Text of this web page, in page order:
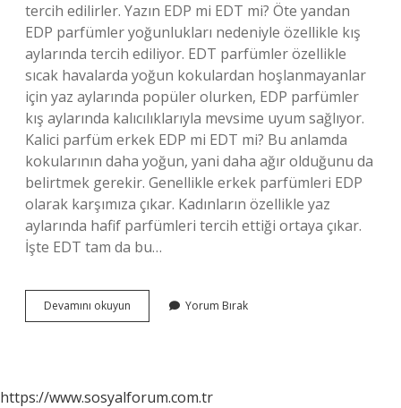
tercih edilirler. Yazın EDP mi EDT mi? Öte yandan
EDP parfümler yoğunlukları nedeniyle özellikle kış
aylarında tercih ediliyor. EDT parfümler özellikle
sıcak havalarda yoğun kokulardan hoşlanmayanlar
için yaz aylarında popüler olurken, EDP parfümler
kış aylarında kalıcılıklarıyla mevsime uyum sağlıyor.
Kalici parfüm erkek EDP mi EDT mi? Bu anlamda
kokularının daha yoğun, yani daha ağır olduğunu da
belirtmek gerekir. Genellikle erkek parfümleri EDP
olarak karşımıza çıkar. Kadınların özellikle yaz
aylarında hafif parfümleri tercih ettiği ortaya çıkar.
İşte EDT tam da bu…
Devamını okuyun
Edp
Yorum Bırak
https://www.sosyalforum.com.tr